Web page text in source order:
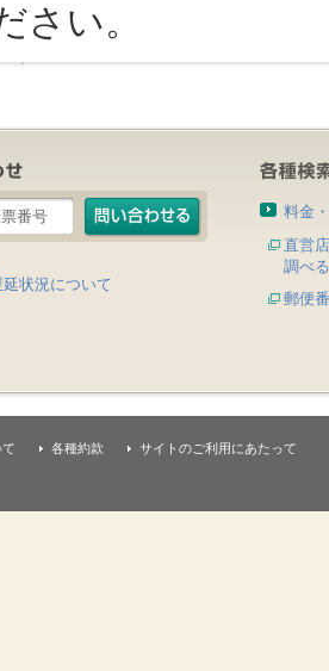
さい。
状況について
料金
直営
調べる
郵便
各種約款 サイトのご利用にあたって